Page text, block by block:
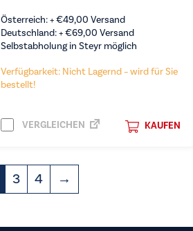
Österreich: +€49,00 Versand
Deutschland: +€69,00 Versand
Selbstabholung in Steyr möglich
Verfügbarkeit: Nicht Lagernd – wird für Sie
bestellt!
KAUFEN
VERGLEICHEN
3 4 →